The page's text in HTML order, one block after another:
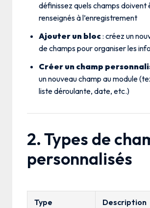
définissez quels champs doivent
renseignés à l’enregistrement
Ajouter un bloc: créez un
de champs pour organiser les
Créer un champ
un nouveau champ au module
liste déroulante, date, etc.)
2. Types de
personnalisés
Type Description